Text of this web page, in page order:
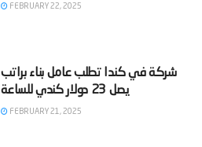
FEBRUARY 22, 2025
‫شركة في كندا تطلب عامل بناء براتب
FEBRUARY 21, 2025